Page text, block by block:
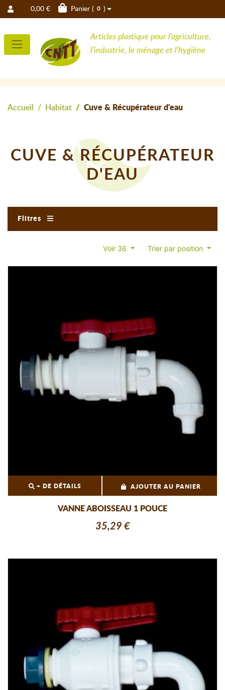
0,00 € Panier ( 0 )
Articles plastique pour l'agriculture,
l'industrie, le ménage et l'hygiène
Accueil Habitat Cuve & Récupérateur d'eau
CUVE & RÉCUPÉRATEUR
D'EAU
Filtres
Voir 36 Trier par position
+ DE DÉTAILS AJOUTER AU PANIER
VANNE ABOISSEAU 1 POUCE
35,29 €